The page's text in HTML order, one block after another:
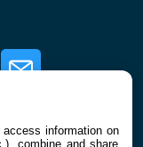
RSS Newsletter
access information on
combine and share